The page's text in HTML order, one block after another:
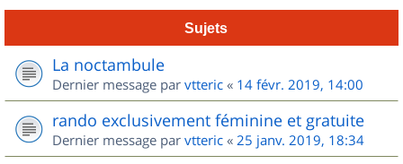
Sujets
La noctambule
Dernier message par vtteric « 14 févr. 2019, 14:00
rando exclusivement féminine et gratuite
Dernier message par vtteric « 25 janv. 2019, 18:34